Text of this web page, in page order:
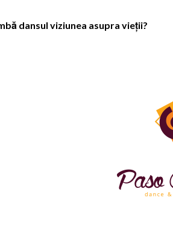
dansul viziunea asupra vieții?